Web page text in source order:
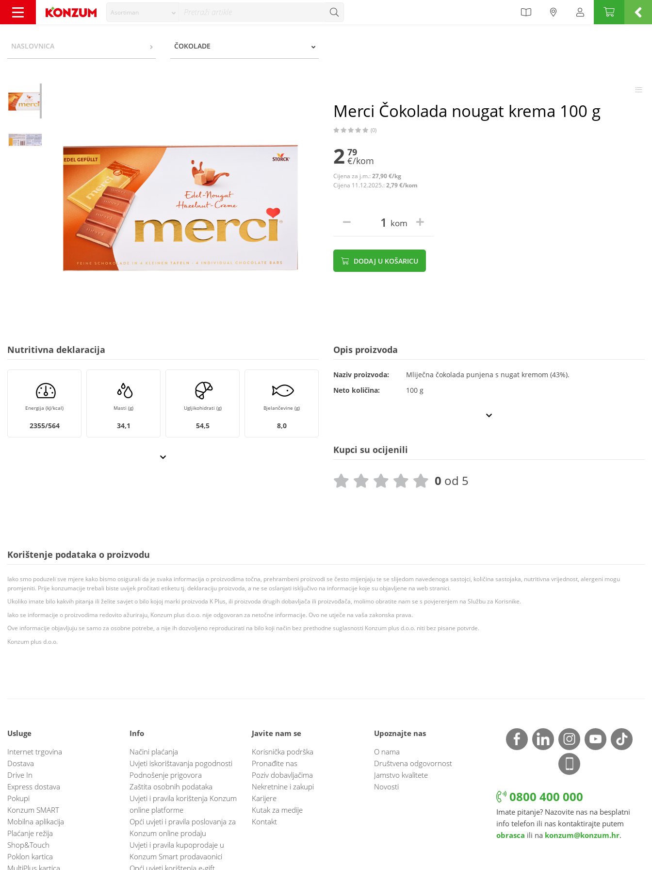
Asortiman
NASLOVNICA ČOKOLADE
Merci Čokolada nougat krema 100 g
(0)
2 79
€/kom
Cijena za j.m.: 27,90 €/kg
Cijena 11.12.2025.: 2,79 €/kom
kom
DODAJ U KOŠARICU
Nutritivna deklaracija
Energija (kJ/kcal)
2355/564
Masti (g)
34,1
Ugljikohidrati (g)
54,5
Bjelančevine (g)
8,0
Opis proizvoda
Naziv proizvoda:
Mliječna čokolada punjena s nugat kremom (43%).
Neto količina:
100 g
Kupci su ocijenili
0 od 5
Korištenje podataka o proizvodu
Iako smo poduzeli sve mjere kako bismo osigurali da je svaka informacija o proizvodima točna, prehrambeni proizvodi se često mijenjaju te se slijedom navedenoga sastojci, količina sastojaka, nutritivna vrijednost, alergeni mogu
promjeniti. Prije konzumacije trebali biste uvijek pročitati etiketu tj. deklaraciju proizvoda, a ne se oslanjati isključivo na informacije koje su objavljene na web stranici.
Ukoliko imate bilo kakvih pitanja ili želite savjet o bilo kojoj marki proizvoda K Plus, ili proizvoda drugih dobavljača ili proizvođača, molimo obratite nam se s povjerenjem na Službu za Korisnike.
Iako se informacije o proizvodima redovito ažuriraju, Konzum plus d.o.o. nije odgovoran za netočne informacije. Ovo ne utječe na vaša zakonska prava.
Ove informacije objavljuju se samo za osobne potrebe, a nije ih dozvoljeno reproducirati na bilo koji način bez prethodne suglasnosti Konzum plus d.o.o. niti bez pisane potvrde.
Konzum plus d.o.o.
Usluge
Internet trgovina
Dostava
Drive In
Express dostava
Pokupi
Konzum SMART
Mobilna aplikacija
Plaćanje režija
Shop&Touch
Poklon kartica
MultiPlus kartica
Info
Načini plaćanja
Uvjeti iskorištavanja pogodnosti
Podnošenje prigovora
Zaštita osobnih podataka
Uvjeti i pravila korištenja Konzum
online platforme
Opći uvjeti i pravila poslovanja za
Konzum online prodaju
Uvjeti i pravila kupoprodaje u
Konzum Smart prodavaonici
Opći uvjeti korištenja e-gift
Javite nam se
Korisnička podrška
Pronađite nas
Poziv dobavljačima
Nekretnine i zakupi
Karijere
Kutak za medije
Kontakt
Upoznajte nas
O nama
Društvena odgovornost
Jamstvo kvalitete
Novosti
0800 400 000
Imate pitanje? Nazovite nas na besplatni
info telefon ili nas kontaktirajte putem
obrasca ili na konzum@konzum.hr.